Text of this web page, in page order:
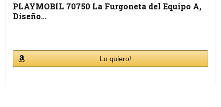
PLAYMOBIL 70750 La Furgoneta del Equipo A,
Diseño…
Lo quiero!